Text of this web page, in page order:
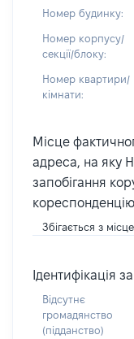
Номер будинку:
Номер корпусу/
секції/блоку:
Номер квартири/
кімнати:
Місце
адреса, на яку
запобігання
Збігається з
Ідентифікація
Відсутнє
громадянство
(підданство)